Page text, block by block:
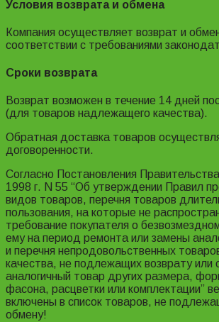
Условия возврата и обмена
Компания осуществляет возврат и
соответствии с требованиями
Сроки возврата
Возврат возможен в течение 14 дней
(для товаров надлежащего качества).
Обратная доставка товаров
договоренности.
Согласно Постановления
1998 г. N 55 “Об утверждении Правил
видов товаров, перечня товаров
пользования, на которые не
требование покупателя о
ему на период ремонта или замены
и перечня непродовольственных
качества, не подлежащих возврату или
аналогичный товар других размера,
фасона, расцветки или комплектации”
включены в список товаров, не
обмену!